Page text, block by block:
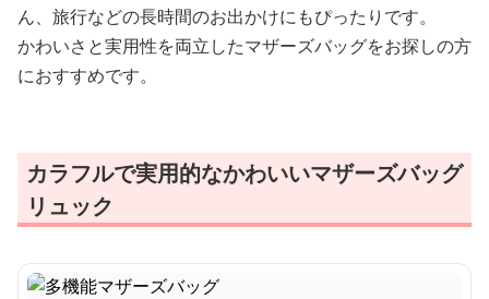
ん、旅行などの長時間のお出かけにもぴったりです。
かわいさと実用性を両立したマザーズバッグをお探しの方
におすすめです。
カラフルで実用的なかわいいマザーズバッグ
リュック